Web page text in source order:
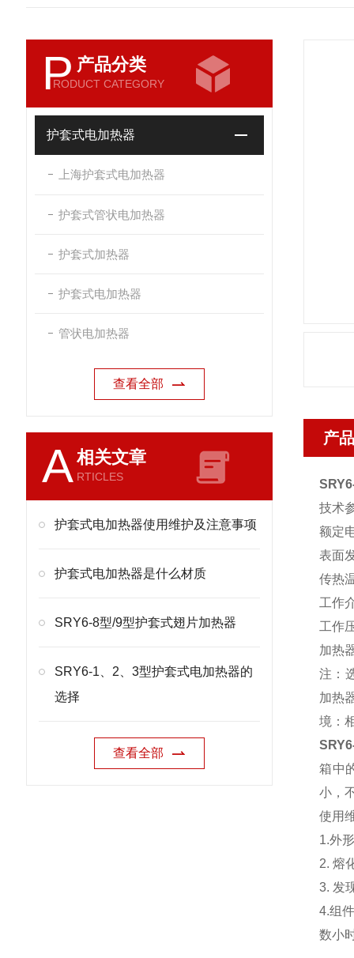
P 产品分类
RODUCT CATEGORY
护套式电加热器
上海护套式电加热器
护套式管状电加热器
护套式加热器
护套式电加热器
管状电加热器
查看全部
A相关文章
RTICLES
护套式电加热器使用维护及注意事项
护套式电加热器是什么材质
SRY6-8型/9型护套式翅片加热器
SRY6-1、2、3型护套式电加热器的
选择
查看全部
产
技术
额定
表面
传热
工作
工作
加热
注：
加热
境：
箱中
小，
使用
1.外
2. 熔
3. 发
4.组
数小